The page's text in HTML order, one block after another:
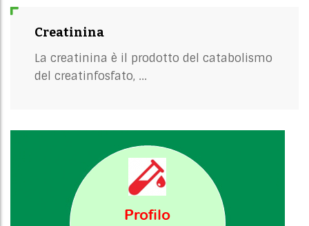
Creatinina
La creatinina è il prodotto del catabolismo
del creatinfosfato, ...